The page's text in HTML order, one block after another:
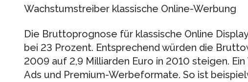
Wachstumstreiber klassische Online-Werbung
Die Bruttoprognose für klassische Online
bei 23 Prozent. Entsprechend würden die
2009 auf 2,9 Milliarden Euro in 2010 steigen.
Ads und Premium-Werbeformate. So ist